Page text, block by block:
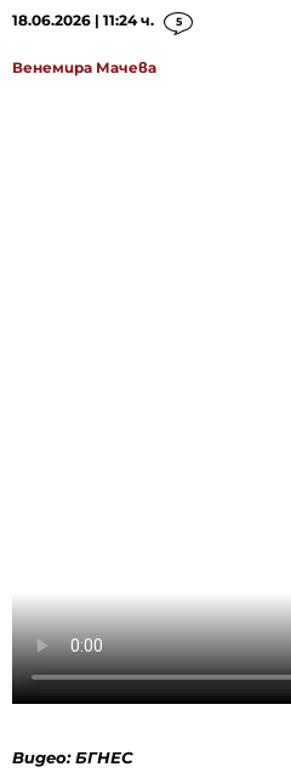
18.06.2026 | 11:24 ч. 5
Венемира Мачева
Видео: БГНЕС